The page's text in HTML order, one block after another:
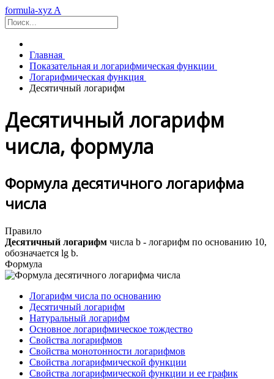
formula-xyz A
Главная
Показательная и логарифмическая функции
Логарифмическая функция
Десятичный логарифм
Десятичный логарифм
числа, формула
Формула десятичного логарифма
числа
Правило
Десятичный логарифм числа b - логарифм по основанию 10,
обозначается lg b.
Формула
Логарифм числа по основанию
Десятичный логарифм
Натуральный логарифм
Основное логарифмическое тождество
Свойства логарифмов
Свойства монотонности логарифмов
Свойства логарифмической функции
Свойства логарифмической функции и ее график